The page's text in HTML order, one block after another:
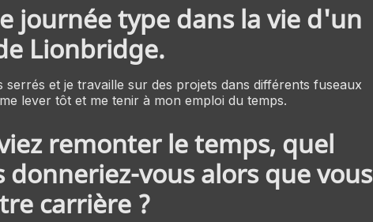
journée type dans la vie d'un
Lionbridge.
serrés et je travaille sur des projets dans différents fuseaux
lever tôt et me tenir à mon emploi du temps.
remonter le temps, quel
donneriez-vous alors que vous
carrière ?